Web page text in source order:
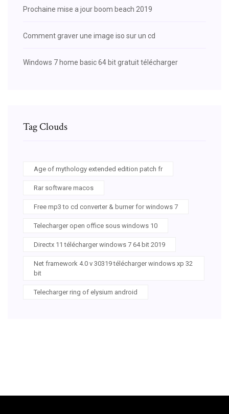
Prochaine mise a jour boom beach 2019
Comment graver une image iso sur un cd
Windows 7 home basic 64 bit gratuit télécharger
Tag Clouds
Age of mythology extended edition patch fr
Rar software macos
Free mp3 to cd converter & burner for windows 7
Telecharger open office sous windows 10
Directx 11 télécharger windows 7 64 bit 2019
Net framework 4.0 v 30319 télécharger windows xp 32
bit
Telecharger ring of elysium android